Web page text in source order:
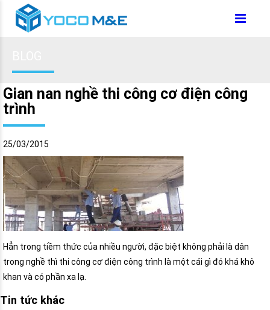
Gian nan nghề thi công cơ điện công
trình
25/03/2015
Hẳn trong tiềm thức của nhiều người, đặc biệt không phải là dân
trong nghề thì thi công cơ điện công trình là một cái gì đó khá khô
khan và có phần xa lạ.
Tin tức khác